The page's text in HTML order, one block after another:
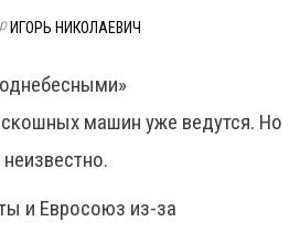
ИГОРЬ НИКОЛАЕВИЧ
машин уже ведутся. Но
и Евросоюз из-за